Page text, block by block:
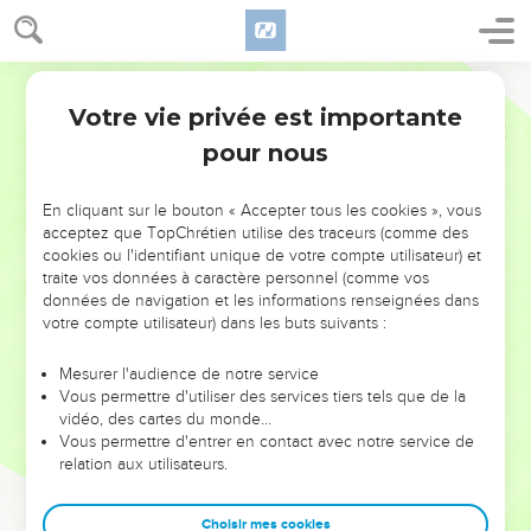
NE MANQUEZ PAS L’ÉVÉNEMENT
DE L’ANNÉE !
ET SI LEURS ERREURS POUVAIENT VOUS ÉVITER LES
VOTRES ?
leur foi ou leur vision. Mais on voit moins les doutes, les erreurs
et les saisons difficiles qu'ils ont traversés, alors même que ce
sont elles qui les ont façonnés.
Dans cette conférence, leaders, entrepreneurs, et responsables
clés pour avancer avec plus de sagesse afin que leurs erreurs
Votre vie privée est importante
pour nous
En cliquant sur le bouton « Accepter tous les cookies », vous
acceptez que TopChrétien utilise des traceurs (comme des
cookies ou l'identifiant unique de votre compte utilisateur) et
traite vos données à caractère personnel (comme vos
données de navigation et les informations renseignées dans
votre compte utilisateur) dans les buts suivants :
Mesurer l'audience de notre service
Vous permettre d'utiliser des services tiers tels que de la
vidéo, des cartes du monde…
Vous permettre d'entrer en contact avec notre service de
relation aux utilisateurs.
Choisir mes cookies